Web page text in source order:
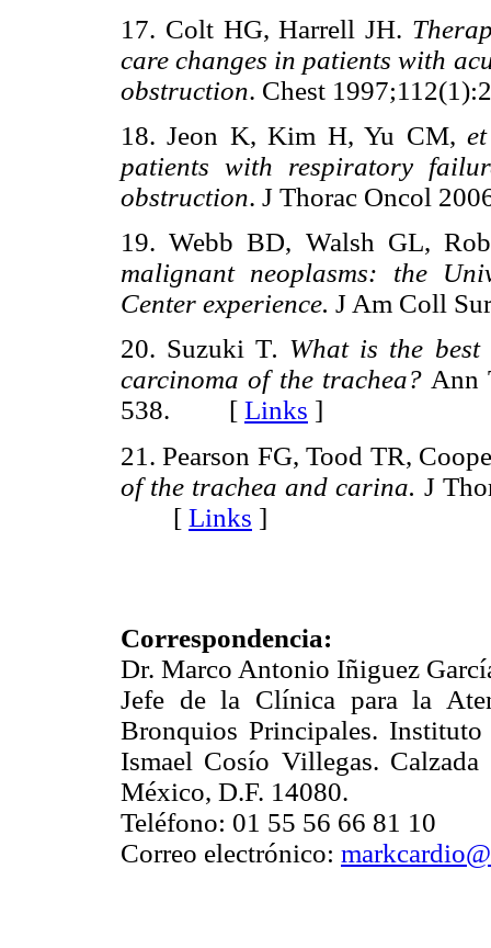
17. Colt HG, Harrell JH.
care changes in patients with
obstruction. Chest
18. Jeon K, Kim H, Yu CM,
patients with respiratory
obstruction. J Thorac Oncol
19. Webb BD, Walsh GL,
malignant neoplasms: the
Center experience. J Am Coll
20. Suzuki T. What is the best
carcinoma of the trachea? Ann
538. [ Links ]
21. Pearson FG, Tood TR,
of the trachea and carina. J
[ Links ]
Correspondencia:
Dr. Marco Antonio Iñiguez
Jefe de la Clínica para la
Bronquios Principales. Instituto
Ismael Cosío Villegas.
México, D.F. 14080.
Teléfono: 01 55 56 66 81 10
Correo electrónico: